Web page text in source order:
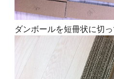
ダンボールを短冊状に切っ